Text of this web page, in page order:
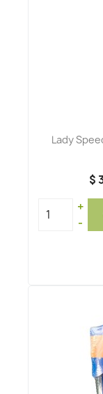
Lady
$
+
-